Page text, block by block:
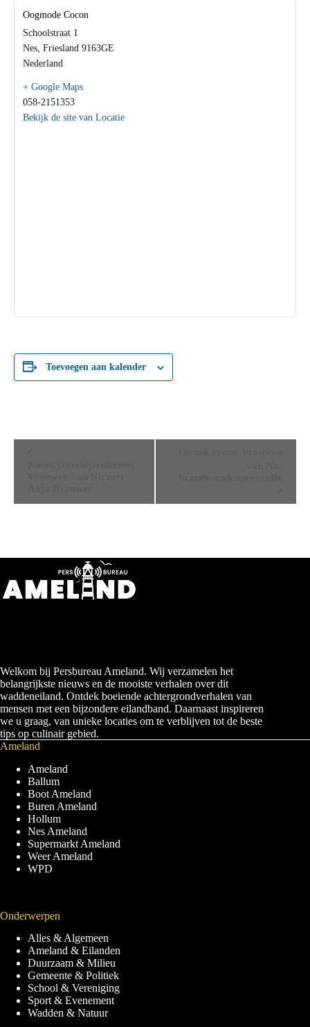
Oogmode Cocon
Schoolstraat 1
Nes, Friesland 9163GE
Nederland
+ Google Maps
058-2151353
Bekijk de site van Locatie
Toevoegen aan kalender
m
N
v
i
Welkom bij Persbureau Ameland. Wij verzamelen het
belangrijkste nieuws en de mooiste verhalen over dit
waddeneiland. Ontdek boeiende achtergrondverhalen van
mensen met een bijzondere eilandband. Daarnaast inspireren
we u graag, van unieke locaties om te verblijven tot de beste
tips op culinair gebied.
Ameland
Ameland
Ballum
Boot Ameland
Buren Ameland
Hollum
Nes Ameland
Supermarkt Ameland
Weer Ameland
WPD
Onderwerpen
Alles & Algemeen
Ameland & Eilanden
Duurzaam & Milieu
Gemeente & Politiek
School & Vereniging
Sport & Evenement
Wadden & Natuur